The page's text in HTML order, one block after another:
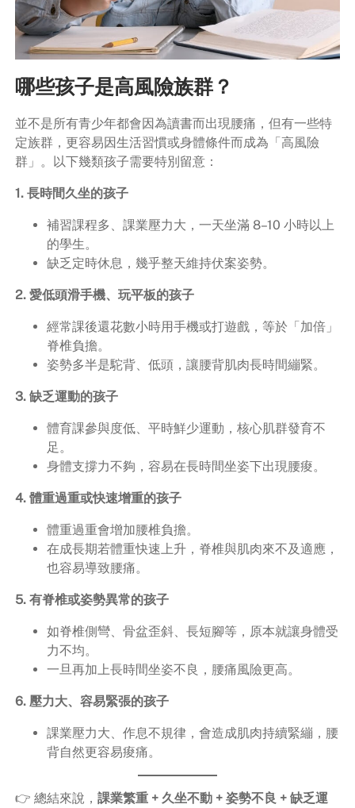
哪些孩子是高風險族群？
並不是所有青少年都會因為讀書而出現腰痛，但有一些特
定族群，更容易因生活習慣或身體條件而成為「高風險
群」。以下幾類孩子需要特別留意：
1. 長時間久坐的孩子
補習課程多、課業壓力大，一天坐滿 8–10 小時以上
的學生。
缺乏定時休息，幾乎整天維持伏案姿勢。
2. 愛低頭滑手機、玩平板的孩子
經常課後還花數小時用手機或打遊戲，等於「加倍」
脊椎負擔。
姿勢多半是駝背、低頭，讓腰背肌肉長時間繃緊。
3. 缺乏運動的孩子
體育課參與度低、平時鮮少運動，核心肌群發育不
足。
身體支撐力不夠，容易在長時間坐姿下出現腰痠。
4. 體重過重或快速增重的孩子
體重過重會增加腰椎負擔。
在成長期若體重快速上升，脊椎與肌肉來不及適應，
也容易導致腰痛。
5. 有脊椎或姿勢異常的孩子
如脊椎側彎、骨盆歪斜、長短腳等，原本就讓身體受
力不均。
一旦再加上長時間坐姿不良，腰痛風險更高。
6. 壓力大、容易緊張的孩子
課業壓力大、作息不規律，會造成肌肉持續緊繃，腰
背自然更容易痠痛。
👉 總結來說， 課業繁重 + 久坐不動 + 姿勢不良 + 缺乏運